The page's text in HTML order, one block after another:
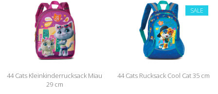
44 Cats Kleinkinderrucksack Miau
29 cm
SALE
44 Cats Rucksack Cool Cat 35 cm